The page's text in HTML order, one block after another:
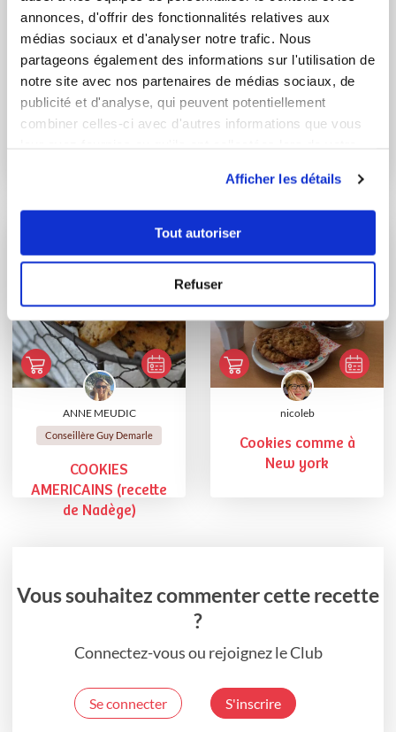
annonces, d'offrir des fonctionnalités relatives aux
médias sociaux et d'analyser notre trafic. Nous
partageons également des informations sur l'utilisation de
notre site avec nos partenaires de médias sociaux, de
publicité et d'analyse, qui peuvent potentiellement
combiner celles-ci avec d'autres informations que vous
Afficher les détails
Tout autoriser
Refuser
nathaliejounel Chef Laurent Deregnaucourt
Chef Guy Demarle
ANNE MEUDIC
Conseillère Guy Demarle
COOKIES
AMERICAINS (recette
de Nadège)
nicoleb
Cookies comme à
New york
Vous souhaitez commenter cette recette
?
Connectez-vous ou rejoignez le Club
Se connecter S'inscrire